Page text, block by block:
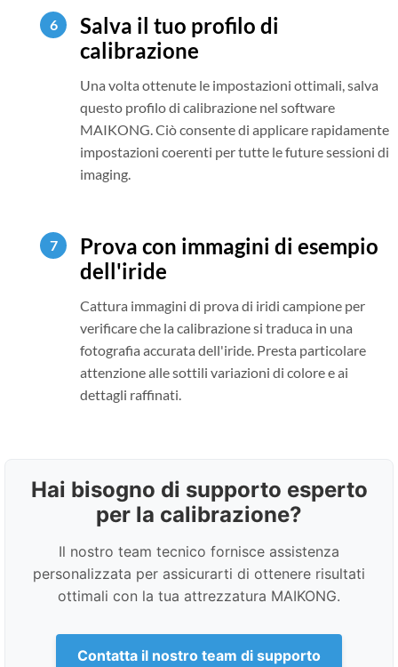
Salva il tuo profilo di
calibrazione
Una volta ottenute le impostazioni ottimali, salva
questo profilo di calibrazione nel software
MAIKONG. Ciò consente di applicare rapidamente
impostazioni coerenti per tutte le future sessioni di
imaging.
Prova con immagini di esempio
dell'iride
Cattura immagini di prova di iridi campione per
verificare che la calibrazione si traduca in una
fotografia accurata dell'iride. Presta particolare
attenzione alle sottili variazioni di colore e ai
dettagli raffinati.
Hai bisogno di supporto esperto
per la calibrazione?
Il nostro team tecnico fornisce assistenza
personalizzata per assicurarti di ottenere risultati
ottimali con la tua attrezzatura MAIKONG.
Contatta il nostro team di supporto